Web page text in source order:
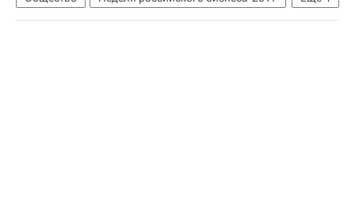
В России
Ольга Васильева